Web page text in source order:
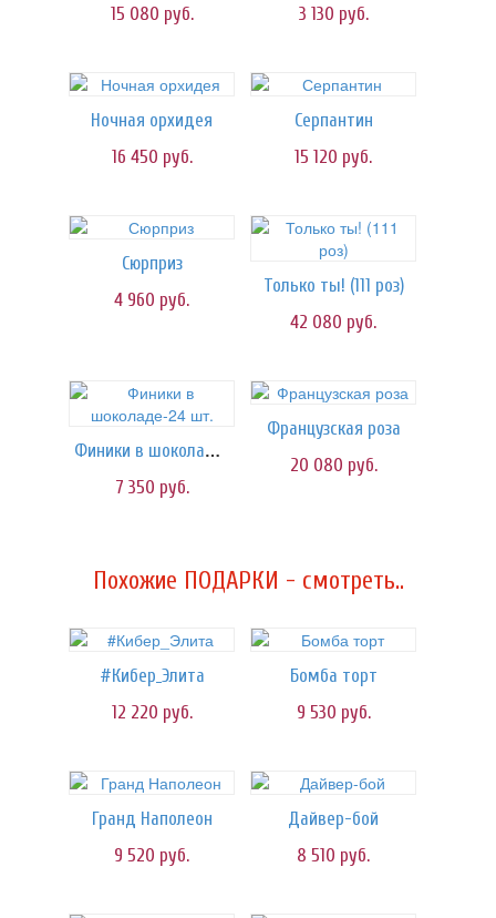
15 080 руб.
3 130 руб.
Ночная орхидея
16 450 руб.
Серпантин
15 120 руб.
Сюрприз
4 960 руб.
Только ты! (111 роз)
42 080 руб.
Финики в шоколаде-24 шт.
7 350 руб.
Французская роза
20 080 руб.
Похожие ПОДАРКИ - смотреть..
#Кибер_Элита
12 220 руб.
Бомба торт
9 530 руб.
Гранд Наполеон
9 520 руб.
Дайвер-бой
8 510 руб.